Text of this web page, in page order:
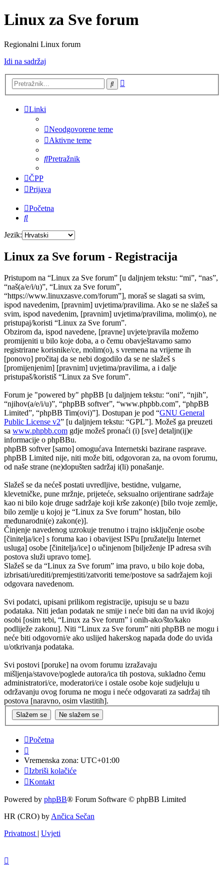
Linux za Sve forum
Regionalni Linux forum
Idi na sadržaj
Pretražnik
Linki
Neodgovorene teme
Aktivne teme
Pretražnik
ČPP
Prijava
Početna
Pretražnik
Jezik:
Linux za Sve forum - Registracija
Pristupom na “Linux za Sve forum” [u daljnjem tekstu: “mi”, “nas”,
“naš(a/e/i/u)”, “Linux za Sve forum”,
“https://www.linuxzasve.com/forum”], moraš se slagati sa svim,
ispod navedenim, [pravnim] uvjetima/pravilima. Ako se ne slažeš sa
svim, ispod navedenim, [pravnim] uvjetima/pravilima, molim(o), ne
pristupaj/koristi “Linux za Sve forum”.
Obzirom da, ispod navedene, [pravne] uvjete/pravila možemo
promijeniti u bilo koje doba, a o čemu obavještavamo samo
registrirane korisnike/ce, molim(o), s vremena na vrijeme ih
[ponovo] pročitaj da se nebi dogodilo da se ne slažeš s
[promijenjenim] [pravnim] uvjetima/pravilima, a i dalje
pristupaš/koristiš “Linux za Sve forum”.
Forum je "powered by" phpBB [u daljnjem tekstu: “oni”, “njih”,
“njihov(a/e/i/u)”, “phpBB softver”, “www.phpbb.com”, “phpBB
Limited”, “phpBB Tim(ovi)”]. Dostupan je pod “GNU General
Public License v2” [u daljnjem tekstu: “GPL”]. Možeš ga preuzeti
sa www.phpbb.com gdje možeš pronaći (i) [sve] detaljn(ij)e
informacije o phpBBu.
phpBB softver [samo] omogućava Internetski bazirane rasprave.
phpBB Limited nije, niti može biti, odgovoran za, na ovom forumu,
od naše strane (ne)dopušten sadržaj i(li) ponašanje.
Slažeš se da nećeš postati uvredljive, bestidne, vulgarne,
klevetničke, pune mržnje, prijeteće, seksualno orijentirane sadržaje
kao ni bilo koje druge sadržaje koji krše zakon(e) [bilo tvoje zemlje,
bilo zemlje u kojoj je “Linux za Sve forum” hostan, bilo
međunarodni(e) zakon(e)].
Činjenje navedenog uzrokuje trenutno i trajno isključenje osobe
[činitelja/ice] s foruma kao i obavijest ISPu [pružatelju Internet
usluga] osobe [činitelja/ice] o učinjenom [bilježenje IP adresa svih
postova služi upravo tome].
Slažeš se da “Linux za Sve forum” ima pravo, u bilo koje doba,
izbrisati/urediti/premjestiti/zatvoriti teme/postove sa sadržajem koji
odgovara navedenom.
Svi podatci, upisani prilikom registracije, upisuju se u bazu
podataka. Niti jedan podatak ne smije i neće biti dan na uvid ikojoj
osobi [osim tebi, “Linux za Sve forum” i onih-ako/što/kako
podliježe zakonu]. Niti “Linux za Sve forum” niti phpBB ne mogu i
neće biti odgovorni/e ako uslijed hakerskog napada dođe do uvida
u/otkrivanja podataka.
Svi postovi [poruke] na ovom forumu izražavaju
mišljenja/stavove/poglede autora/ica tih postova, sukladno čemu
administratori/ce, moderatori/ce i ostale osobe koje sudjeluju u
održavanju ovog foruma ne mogu i neće odgovarati za sadržaj tih
postova [naravno, osim vlastitih].
Početna
Vremenska zona: UTC+01:00
Izbriši kolačiće
Kontakt
Powered by phpBB® Forum Software © phpBB Limited
HR (CRO) by Ančica Sečan
Privatnost | Uvjeti